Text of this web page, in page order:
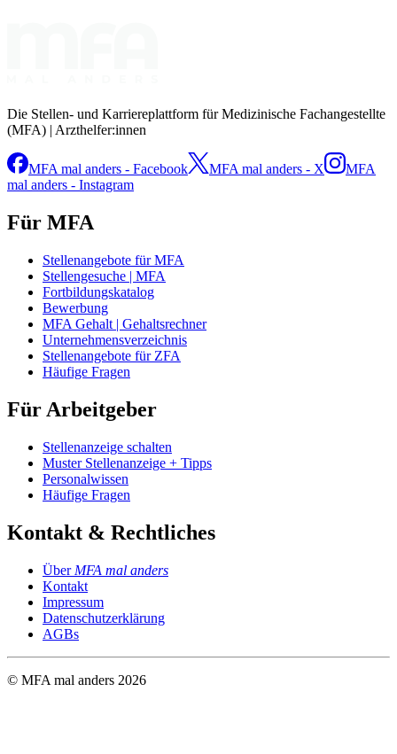
Die Stellen- und Karriereplattform für Medizinische Fachangestellte
(MFA) | Arzthelfer:innen
MFA mal anders - Facebook MFA mal anders - X
MFA
mal anders - Instagram
Für MFA
Stellenangebote für MFA
Stellengesuche | MFA
Fortbildungskatalog
Bewerbung
MFA Gehalt | Gehaltsrechner
Unternehmensverzeichnis
Stellenangebote für ZFA
Häufige Fragen
Für Arbeitgeber
Stellenanzeige schalten
Muster Stellenanzeige + Tipps
Personalwissen
Häufige Fragen
Kontakt & Rechtliches
Über MFA mal anders
Kontakt
Impressum
Datenschutzerklärung
AGBs
© MFA mal anders 2026